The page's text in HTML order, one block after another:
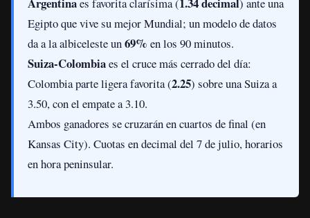
Egipto que vive su mejor Mundial; un modelo de datos
da a la albiceleste un69% en los 90 minutos.
Suiza-Colombiaes el cruce más cerrado del día:
Colombia parte ligera favorita (2.25) sobre una Suiza a
3.50, con el empate a 3.10.
Ambos ganadores se cruzarán en cuartos de final (en
Kansas City). Cuotas en decimal del 7 de julio, horarios
en hora peninsular.